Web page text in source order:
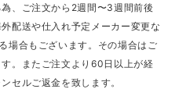
、ご注文から2週間〜3週間前後
配送や仕入れ予定メーカー変更な
場合もございます。その場合はご
。またご注文より60日以上が経
セルご返金を致します。